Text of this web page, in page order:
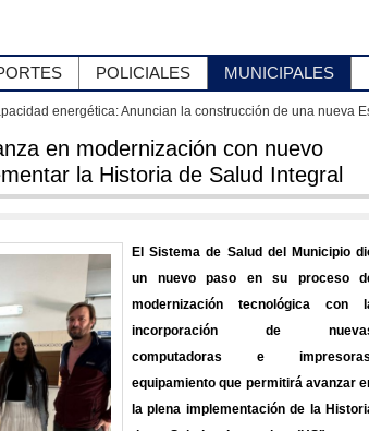
POLICIALES MUNICIPALES
de $31.000 General Rodríguez mejoró el acceso
en modernización con nuevo
la Historia de Salud Integral
El Sistema de Salud del Municipio
un nuevo paso en su proceso
modernización tecnológica con
incorporación de
computadoras e
equipamiento que permitirá avanzar
la plena implementación de la